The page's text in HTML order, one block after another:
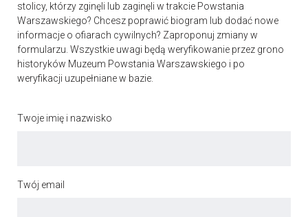
stolicy, którzy zginęli lub zaginęli w trakcie Powstania
Warszawskiego? Chcesz poprawić biogram lub dodać nowe
informacje o ofiarach cywilnych? Zaproponuj zmiany w
formularzu. Wszystkie uwagi będą weryfikowanie przez grono
historyków Muzeum Powstania Warszawskiego i po
weryfikacji uzupełniane w bazie.
Twoje imię i nazwisko
Twój email